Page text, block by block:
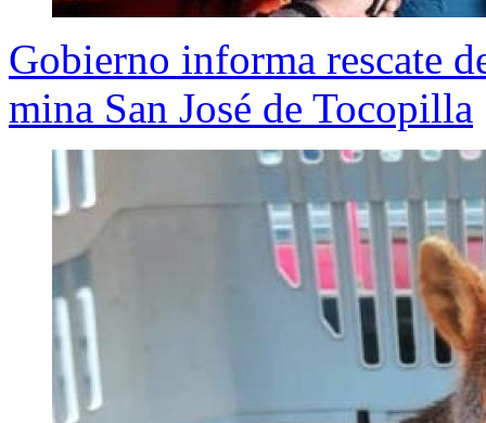
Gobierno informa rescate
mina San José de Tocopilla